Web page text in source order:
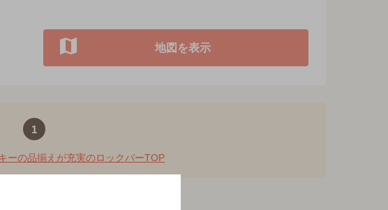
地図を表示
1
ーの品揃えが充実のロックバーTOP